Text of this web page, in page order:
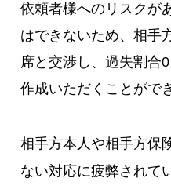
依頼者様へのリスクが
はできないため、相手
席と交渉し、過失割合
作成いただくことがで
相手方本人や相手方保
ない対応に疲弊されて